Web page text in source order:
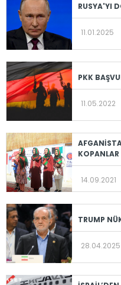
RUSYA'YI
11.01.2025
PKK
11.05.2022
KOPANLAR
14.09.2021
TRUMP
28.04.2025